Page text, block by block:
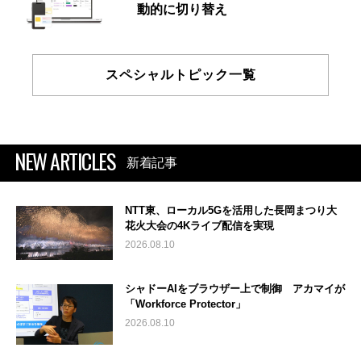
動的に切り替え
スペシャルトピック一覧
NEW ARTICLES 新着記事
NTT東、ローカル5Gを活用した長岡まつり大
花火大会の4Kライブ配信を実現
2026.08.10
シャドーAIをブラウザー上で制御 アカマイが
「Workforce Protector」
2026.08.10